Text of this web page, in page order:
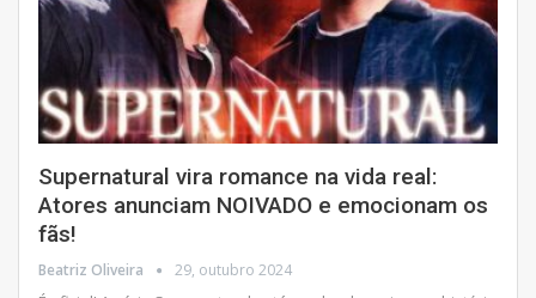
Supernatural vira romance na vida real:
Atores anunciam NOIVADO e emocionam os
fãs!
Beatriz Oliveira 29, outubro 2024